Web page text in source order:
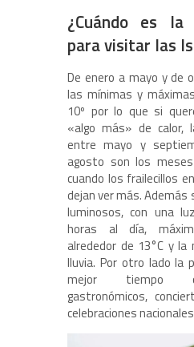
¿Cuándo es la
para visitar las
De enero a mayo y de
las mínimas y
10º por lo que si
«algo más» de calor,
entre mayo y
agosto son los
cuando los frailecillos
dejan ver más.
luminosos, con una
horas al día,
alrededor de 13°C y
lluvia. Por otro lado la
mejor tiempo
gastronómicos,
celebraciones